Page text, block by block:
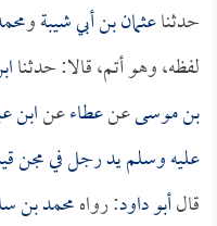
حدثناعثمان بن أبي شيبةو
لفظه، وهو أتم، قالا: حدثنا
بن موسىعنعطاءعنابن
عليه وسلم يد رجل في مجن
قالأبو داود: رواهمحمد بن